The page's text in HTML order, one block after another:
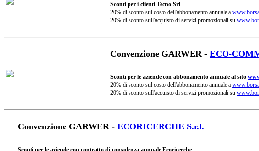
Sconti per i clienti Tecno Srl
20% di sconto sul costo dell'abbonamento annuale a
20% di sconto sull'acquisto di servizi promozionali su
Convenzione GARWER - ECO-
Sconti per le aziende con abbonamento annuale al sito
20% di sconto sul costo dell'abbonamento annuale a
20% di sconto sull'acquisto di servizi promozionali su
Convenzione GARWER - ECORICERCHE S.r.l.
Sconti per le aziende con contratto di consulenza annuale Ecoricerche: